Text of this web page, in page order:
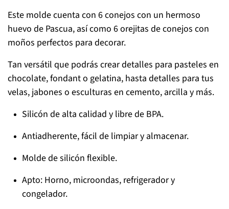
Este molde cuenta con 6 conejos con un hermoso
huevo de Pascua, así como 6 orejitas de conejos con
moños perfectos para decorar.
Tan versátil que podrás crear detalles para pasteles en
chocolate, fondant o gelatina, hasta detalles para tus
velas, jabones o esculturas en cemento, arcilla y más.
Silicón de alta calidad y libre de BPA.
Antiadherente, fácil de limpiar y almacenar.
Molde de silicón flexible.
Apto: Horno, microondas, refrigerador y
congelador.